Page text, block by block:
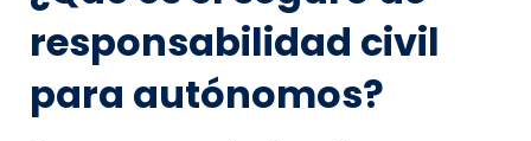
responsabilidad civil
para autónomos?